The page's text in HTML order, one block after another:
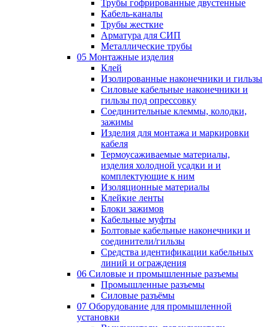
Трубы гофрированные двустенные
Кабель-каналы
Трубы жесткие
Арматура для СИП
Металлические трубы
05 Монтажные изделия
Клей
Изолированные наконечники и гильзы
Силовые кабельные наконечники и
гильзы под опрессовку
Соединительные клеммы, колодки,
зажимы
Изделия для монтажа и маркировки
кабеля
Термоусаживаемые материалы,
изделия холодной усадки и и
комплектующие к ним
Изоляционные материалы
Клейкие ленты
Блоки зажимов
Кабельные муфты
Болтовые кабельные наконечники и
соединители/гильзы
Средства идентификации кабельных
линий и ограждения
06 Силовые и промышленные разъемы
Промышленные разъемы
Силовые разъёмы
07 Оборудование для промышленной
установки